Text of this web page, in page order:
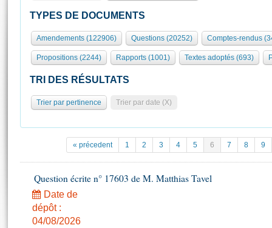
Présidence
577 députés
Groupes politiques
Séance publique
Commissions et autres organes
Europe et International
Pétitions
Projets de loi
Propositions de loi
Amendements
Textes adoptés
Rôle et pouvoirs de l'Assemblée
Organisation de l'Assemblée
Présidence Conférence des Présidents Bureau Collège des
Statistiques et chiffres clés
Documents de référence
( Constitution | Règlement de l'Assemblée ... )
Histoire
Juniors
Visiter l'Assemblée
Visite virtuelle du palais Bourbon
Assister à une séance
La Bibliothèque
Contacts et plan d'accès
Photos libres de droit
TYPES DE DOCUMENTS
Amendements (122906) Questions (20252) Comptes-rendus
Propositions (2244) Rapports (1001) Textes adoptés (693)
TRI DES RÉSULTATS
Trier par pertinence Trier par date (X)
« précedent 1 2 3 4 5 6 7 8 9
Question écrite n° 17603 de M. Matthias Tavel
Date de
dépôt :
04/08/2026